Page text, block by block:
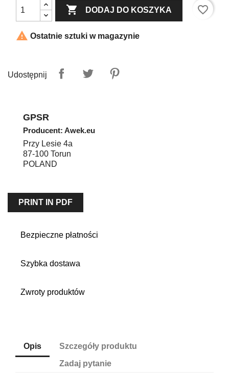
 DODAJ DO KOSZYKA favorite_border
 Ostatnie sztuki w magazynie
Udostępnij
GPSR
Producent: Awek.eu
Przy Lesie 4a
87-100 Torun
POLAND
PRINT IN PDF
Bezpieczne płatności
Szybka dostawa
Zwroty produktów
Opis
Szczegóły produktu
Zadaj pytanie